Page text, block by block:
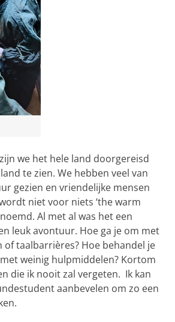
we het hele land doorgereisd
te zien. We hebben veel van
gezien en vriendelijke mensen
niet voor niets ‘the warm
Al met al was het een
leuk avontuur. Hoe ga je om met
taalbarrières? Hoe behandel je
weinig hulpmiddelen? Kortom
die ik nooit zal vergeten. Ik kan
aanbevelen om zo een